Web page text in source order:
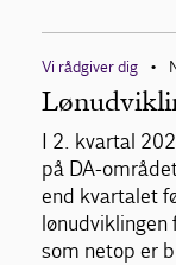
Vi rådgiver dig •
I 2. kvartal
på DA-
end kvartalet
lønudviklingen
som netop er